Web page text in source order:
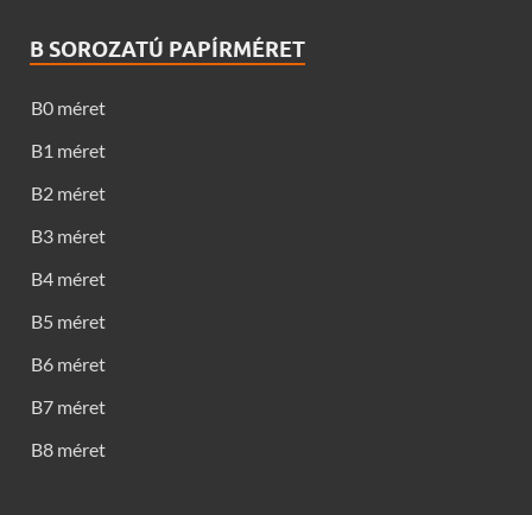
B SOROZATÚ PAPÍRMÉRET
B0 méret
B1 méret
B2 méret
B3 méret
B4 méret
B5 méret
B6 méret
B7 méret
B8 méret